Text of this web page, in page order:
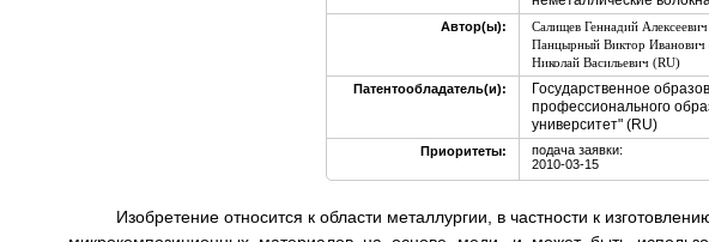
Автор(ы): Салищев Геннадий
Панцырный Виктор Иванович
Николай Васильевич (RU)
Патентообладатель(и):
Государственное
профессионального
университет" (RU)
Приоритеты:
подача заявки:
2010-03-15
Изобретение относится к области металлургии, в частности к